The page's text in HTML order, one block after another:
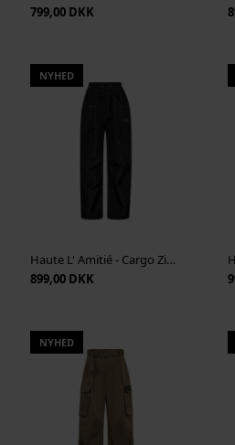
799,00 DKK
NYHED
Haute L' Amitié - Cargo Zip Pocket Pant - Black
899,00 DKK
NYHED